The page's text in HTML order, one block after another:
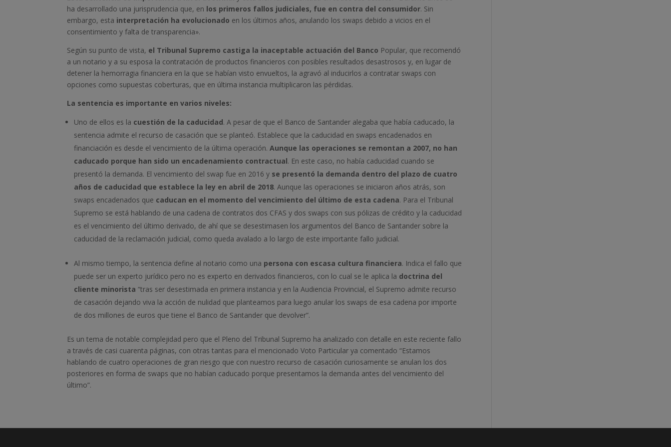
ha desarrollado una jurisprudencia que, en los primeros fallos judiciales, fue en contra del consumidor. Sin
embargo, esta interpretación ha evolucionado en los últimos años, anulando los swaps debido a vicios en el
consentimiento y falta de transparencia».
Según su punto de vista, el Tribunal Supremo castiga la inaceptable actuación del Banco Popular, que recomendó
a un notario y a su esposa la contratación de productos financieros con posibles resultados desastrosos y, en lugar de
detener la hemorragia financiera en la que se habían visto envueltos, la agravó al inducirlos a contratar swaps con
opciones como supuestas coberturas, que en última instancia multiplicaron las pérdidas.
La sentencia es importante en varios niveles:
Uno de ellos es la cuestión de la caducidad. A pesar de que el Banco de Santander alegaba que había caducado, la
sentencia admite el recurso de casación que se planteó. Establece que la caducidad en swaps encadenados en
financiación es desde el vencimiento de la última operación.Aunque las operaciones se remontan a 2007, no han
caducado porque han sido un encadenamiento contractual. En este caso, no había caducidad cuando se
presentó la demanda. El vencimiento del swap fue en 2016 y se presentó la demanda dentro del plazo de cuatro
años de caducidad que establece la ley en abril de 2018. Aunque las operaciones se iniciaron años atrás, son
swaps encadenados que caducan en el momento del vencimiento del último de esta cadena. Para el Tribunal
Supremo se está hablando de una cadena de contratos dos CFAS y dos swaps con sus pólizas de crédito y la caducidad
es el vencimiento del último derivado, de ahí que se desestimasen los argumentos del Banco de Santander sobre la
caducidad de la reclamación judicial, como queda avalado a lo largo de este importante fallo judicial.
Al mismo tiempo, la sentencia define al notario como una persona con escasa cultura financiera. Indica el fallo que
puede ser un experto jurídico pero no es experto en derivados financieros, con lo cual se le aplica la doctrina del
cliente minorista “tras ser desestimada en primera instancia y en la Audiencia Provincial, el Supremo admite recurso
de casación dejando viva la acción de nulidad que planteamos para luego anular los swaps de esa cadena por importe
de dos millones de euros que tiene el Banco de Santander que devolver”.
Es un tema de notable complejidad pero que el Pleno del Tribunal Supremo ha analizado con detalle en este reciente fallo
a través de casi cuarenta páginas, con otras tantas para el mencionado Voto Particular ya comentado “Estamos
hablando de cuatro operaciones de gran riesgo que con nuestro recurso de casación curiosamente se anulan los dos
posteriores en forma de swaps que no habían caducado porque presentamos la demanda antes del vencimiento del
último”.